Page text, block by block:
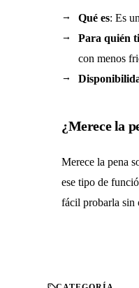
Qué es: Es
Para quién
con menos
¿Merece la
Merece la pena
ese tipo de
fácil probarla sin